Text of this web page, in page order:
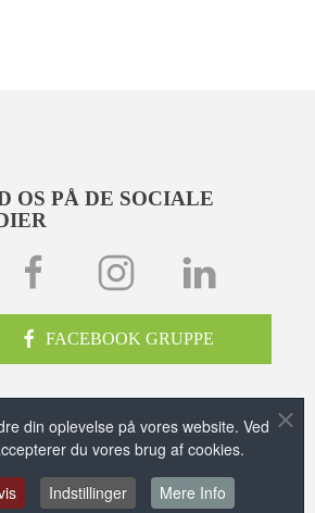
din oplevelse på vores website. Ved
du vores brug af cookies.
Indstillinger Mere Info
OS PÅ DE SOCIALE
FACEBOOK GRUPPE